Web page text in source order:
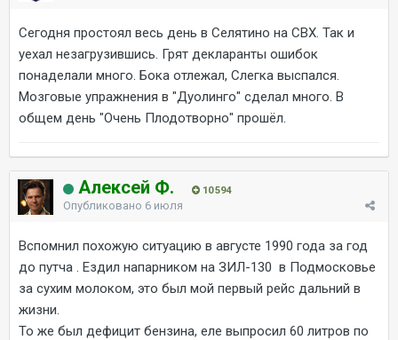
Сегодня простоял весь день в Селятино на СВХ. Так и
уехал незагрузившись. Грят декларанты ошибок
понаделали много. Бока отлежал, Слегка выспался.
Мозговые упражнения в "Дуолинго" сделал много. В
общем день "Очень Плодотворно" прошёл.
Алексей Ф. 10 594
Опубликовано 6 июля
Вспомнил похожую ситуацию в августе 1990 года за год
до путча . Ездил напарником на ЗИЛ-130 в Подмосковье
за сухим молоком, это был мой первый рейс дальний в
жизни.
То же был дефицит бензина, еле выпросил 60 литров по